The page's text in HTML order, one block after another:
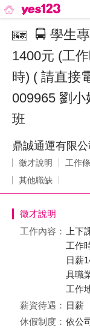
🚍 學生
1400元 (工
時) ( 請直接
009965 劉小
班
鼎誠通運有限公
徵才說明 工作
其他職缺
徵才說明
工作內容：
上下
工作
日薪
具職
工作
薪資待遇： 日薪
休假制度： 依公